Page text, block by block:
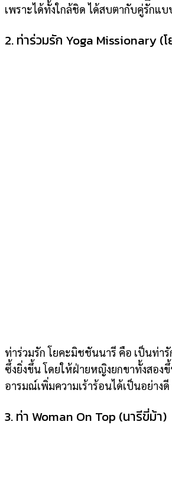
เพราะได้ทั้งใกล้ชิด ได้สบตากับคู่รักแ
2. ท่าร่วมรัก Yoga Missionary (
ท่าร่วมรัก โยคะมิชชันนารี คือ เป็นท่า
ซึ้งยิ่งขึ้น โดยให้ฝ่ายหญิงยกขาทั้งสอง
อารมณ์เพิ่มความเร้าร้อนได้เป็นอย่างดี
3. ท่า Woman On Top (นารีขี่ม้า)